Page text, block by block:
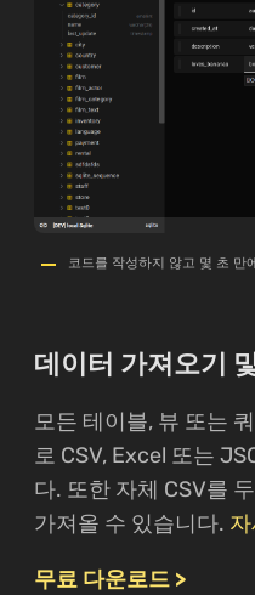
코드를 작성하지 않고 몇 초 만
데이터 가져오기
모든 테이블, 뷰 또는
로 CSV, Excel 또는
다. 또한 자체 CSV를
가져올 수 있습니다.
무료 다운로드 >